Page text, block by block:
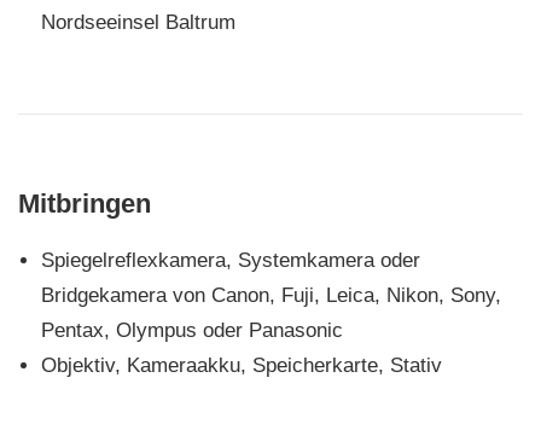
Nordseeinsel Baltrum
Mitbringen
Spiegelreflexkamera, Systemkamera oder
Bridgekamera von Canon, Fuji, Leica, Nikon, Sony,
Pentax, Olympus oder Panasonic
Objektiv, Kameraakku, Speicherkarte, Stativ